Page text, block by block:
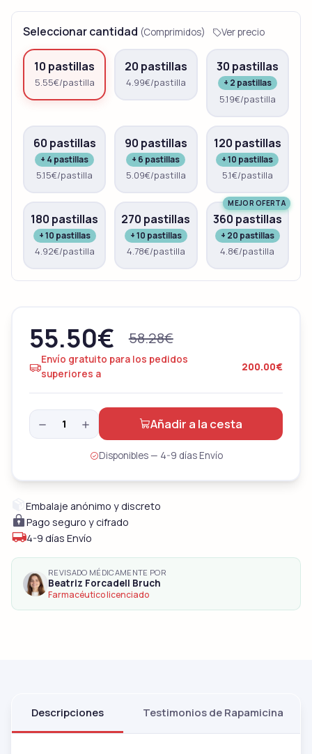
Seleccionar cantidad (Comprimidos) Ver precio
10 pastillas
5.55€/pastilla
20 pastillas
4.99€/pastilla
30 pastillas
+ 2 pastillas
5.19€/pastilla
60 pastillas
+ 4 pastillas
5.15€/pastilla
90 pastillas
+ 6 pastillas
5.09€/pastilla
120 pastillas
+ 10 pastillas
5.1€/pastilla
180 pastillas
+ 10 pastillas
4.92€/pastilla
270 pastillas
+ 10 pastillas
4.78€/pastilla
MEJOR OFERTA
360 pastillas
+ 20 pastillas
4.8€/pastilla
55.50€ 58.28€
Envío gratuito para los pedidos
superiores a
200.00€
Añadir a la cesta
Disponibles — 4-9 días Envío
Embalaje anónimo y discreto
Pago seguro y cifrado
4-9 días Envío
REVISADO MÉDICAMENTE POR
Beatriz Forcadell Bruch
Farmacéutico licenciado
Descripciones Testimonios de Rapamicina